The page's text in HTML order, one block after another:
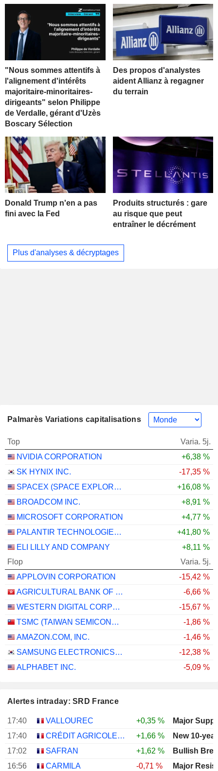
"Nous sommes attentifs à
l'alignement d'intérêts
majoritaire-minoritaires-
dirigeants" selon Philippe
de Verdalle, gérant d'Uzès
Boscary Sélection
Des propos d'analystes
aident Allianz à regagner
du terrain
Donald Trump n'en a pas
fini avec la Fed
Produits structurés : gare
au risque que peut
entraîner le décrément
Plus d'analyses & décryptages
Palmarès Variations capitalisations
Top
Varia. 5j.
NVIDIA CORPORATION
+6,38 %
SK HYNIX INC.
-17,35 %
SPACEX (SPACE EXPLORATION TECHNOLOGIES)
+16,08 %
BROADCOM INC.
+8,91 %
MICROSOFT CORPORATION
+4,77 %
PALANTIR TECHNOLOGIES INC.
+41,80 %
ELI LILLY AND COMPANY
+8,11 %
Flop
Varia. 5j.
APPLOVIN CORPORATION
-15,42 %
AGRICULTURAL BANK OF CHINA LIMITED
-6,66 %
WESTERN DIGITAL CORPORATION
-15,67 %
TSMC (TAIWAN SEMICONDUCTOR MANUFACTURING COMPANY)
-1,86 %
AMAZON.COM, INC.
-1,46 %
SAMSUNG ELECTRONICS CO., LTD.
-12,38 %
ALPHABET INC.
-5,09 %
Alertes intraday: SRD France
17:40 VALLOUREC +0,35 %
Major
17:40
CRÉDIT AGRICOLE S.A. +1,66 %
New 10-
17:02
SAFRAN +1,62 %
Bullish
16:56
CARMILA -0,71 %
Major